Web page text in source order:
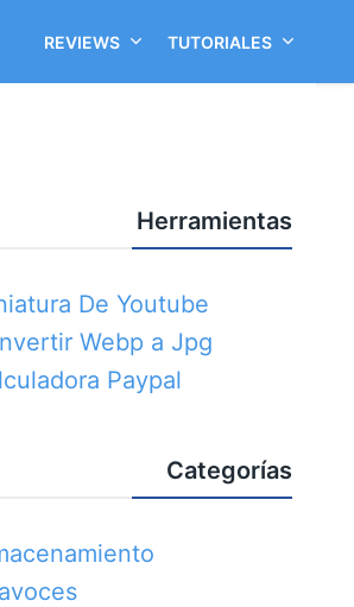
REVIEWS TUTORIALES
Herramientas
De Youtube
Webp a Jpg
Paypal
Categorías